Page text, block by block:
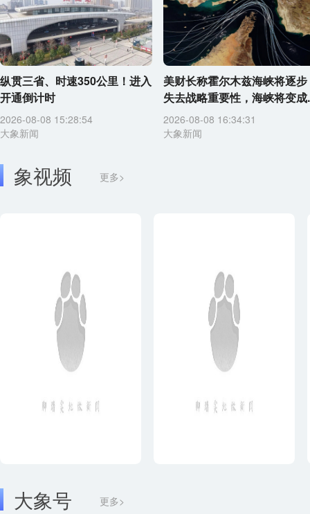
纵贯三省、时速350公里！进入
开通倒计时
2026-08-08 15:28:54
大象新闻
美财长称霍尔木兹海峡将逐步
失去战略重要性，海峡将变成
2026-08-08 16:34:31
大象新闻
象视频 更多>
大象号 更多>